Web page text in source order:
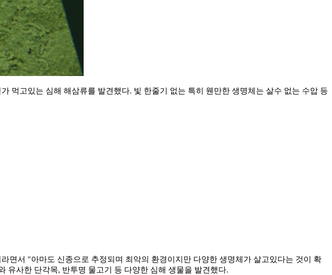
먹고있는 심해 해삼류를 발견했다. 빛 한줄기 없는 특히 웬만한 생명체는 살수 없는 수압 등
면서 "아마도 신종으로 추정되며 최악의 환경이지만 다양한 생명체가 살고있다는 것이 확
유사한 단각목, 반투명 물고기 등 다양한 심해 생물을 발견했다.